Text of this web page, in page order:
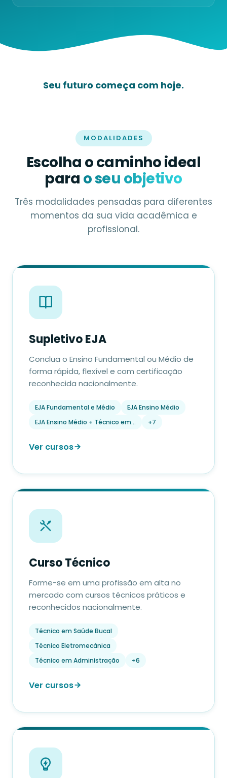
Seu futuro começa com hoje.
MODALIDADES
Escolha o caminho ideal
para o seu objetivo
Três modalidades pensadas para diferentes
momentos da sua vida acadêmica e
profissional.
Supletivo EJA
Conclua o Ensino Fundamental ou Médio de
forma rápida, flexível e com certificação
reconhecida nacionalmente.
EJA Fundamental e Médio
EJA Ensino Médio
EJA Ensino Médio + Técnico em…
+7
Ver cursos
Curso Técnico
Forme-se em uma profissão em alta no
mercado com cursos técnicos práticos e
reconhecidos nacionalmente.
Técnico em Saúde Bucal
Técnico Eletromecânica
Técnico em Administração
+6
Ver cursos